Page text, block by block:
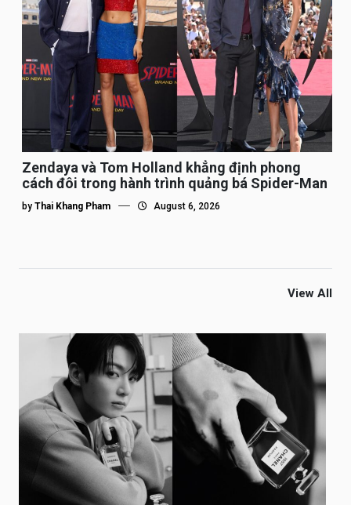
Zendaya và Tom Holland khẳng định phong
cách đôi trong hành trình quảng bá Spider-Man
by Thai Khang Pham August 6, 2026
View All